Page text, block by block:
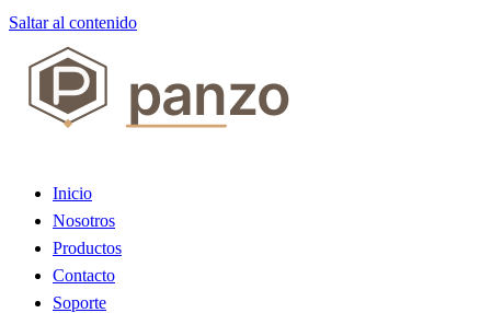
Saltar al contenido
Inicio
Nosotros
Productos
Contacto
Soporte